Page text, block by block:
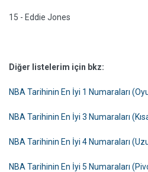
15 - Eddie Jones
Diğer listelerim için bkz:
NBA Tarihinin En İyi 1 Numaraları
NBA Tarihinin En İyi 3 Numaraları
NBA Tarihinin En İyi 4 Numaraları
NBA Tarihinin En İyi 5 Numaraları